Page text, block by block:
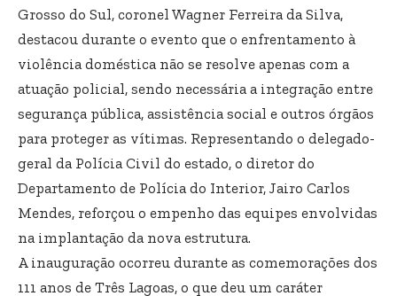
Grosso do Sul, coronel Wagner Ferreira da Silva,
destacou durante o evento que o enfrentamento à
violência doméstica não se resolve apenas com a
atuação policial, sendo necessária a integração entre
segurança pública, assistência social e outros órgãos
para proteger as vítimas. Representando o delegado-
geral da Polícia Civil do estado, o diretor do
Departamento de Polícia do Interior, Jairo Carlos
Mendes, reforçou o empenho das equipes envolvidas
na implantação da nova estrutura.
A inauguração ocorreu durante as comemorações dos
111 anos de Três Lagoas, o que deu um caráter